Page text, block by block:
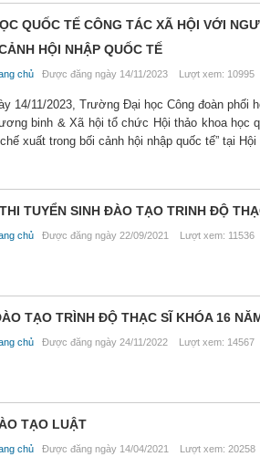
QUỐC TẾ CÔNG TÁC XÃ HỘI VỚI
HỘI NHẬP QUỐC TẾ
chủ Được đăng ngày 14/11/2023 Lượt xem: 10995
14/11/2023, Trường Đại học Công đoàn
binh & Xã hội tổ chức Hội thảo khoa
xuất trong bối cảnh hội nhập quốc tế” tại
TUYỂN SINH ĐÀO TẠO TRINH ĐỘ
chủ Được đăng ngày 22/09/2021 Lượt xem: 11536
TẠO TRÌNH ĐỘ THẠC SĨ KHÓA 16
chủ Được đăng ngày 24/11/2022 Lượt xem: 14567
TẠO LUẬT
chủ Được đăng ngày 14/04/2021 Lượt xem: 20258